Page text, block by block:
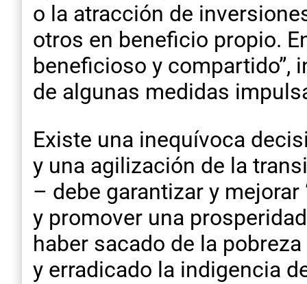
o la atracción de
otros en beneficio propio.
beneficioso y compartido”,
de algunas medidas
Existe una inequívoca
y una agilización de la
– debe garantizar y
y promover una
haber sacado de la
y erradicado la indigencia